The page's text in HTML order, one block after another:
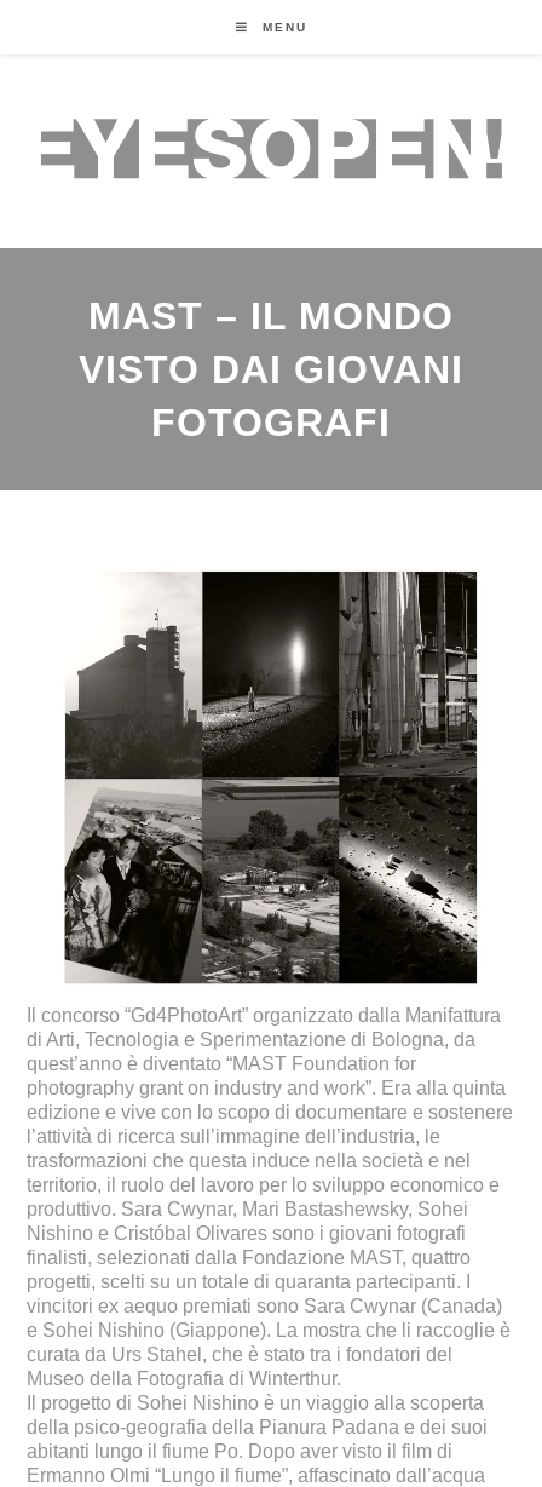
MENU
MAST – IL MONDO
VISTO DAI GIOVANI
FOTOGRAFI
Il concorso “Gd4PhotoArt” organizzato dalla Manifattura
di Arti, Tecnologia e Sperimentazione di Bologna, da
quest’anno è diventato “MAST Foundation for
photography grant on industry and work”. Era alla quinta
edizione e vive con lo scopo di documentare e sostenere
l’attività di ricerca sull’immagine dell’industria, le
trasformazioni che questa induce nella società e nel
territorio, il ruolo del lavoro per lo sviluppo economico e
produttivo. Sara Cwynar, Mari Bastashewsky, Sohei
Nishino e Cristóbal Olivares sono i giovani fotografi
finalisti, selezionati dalla Fondazione MAST, quattro
progetti, scelti su un totale di quaranta partecipanti. I
vincitori ex aequo premiati sono Sara Cwynar (Canada)
e Sohei Nishino (Giappone). La mostra che li raccoglie è
curata da Urs Stahel, che è stato tra i fondatori del
Museo della Fotografia di Winterthur.
Il progetto di Sohei Nishino è un viaggio alla scoperta
della psico-geografia della Pianura Padana e dei suoi
abitanti lungo il fiume Po. Dopo aver visto il film di
Ermanno Olmi “Lungo il fiume”, affascinato dall’acqua